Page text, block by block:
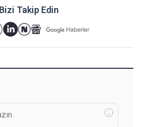
Bizi Takip Edin